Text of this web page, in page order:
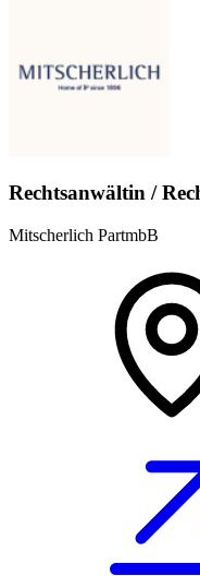
Rechtsanwältin /
Mitscherlich PartmbB